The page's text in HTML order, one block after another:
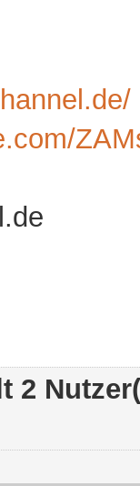
2